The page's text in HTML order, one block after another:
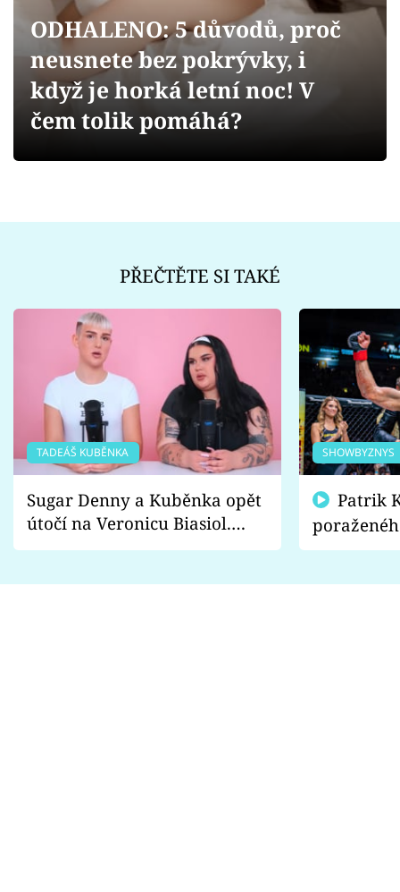
Videa
Sledujte prima+
ODHALENO: 5 důvodů, proč
neusnete bez pokrývky, i
když je horká letní noc! V
čem tolik pomáhá?
PŘEČTĚTE SI TAKÉ
TADEÁŠ KUBĚNKA
Sugar Denny a Kuběnka opět
útočí na Veronicu Biasiol.
Proč je podle nich falešná a
SHOWBYZNYS
fanoušci